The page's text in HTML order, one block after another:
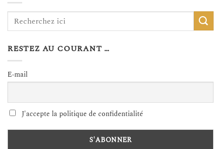
RESTEZ AU COURANT …
E-mail
J'accepte la politique de confidentialité